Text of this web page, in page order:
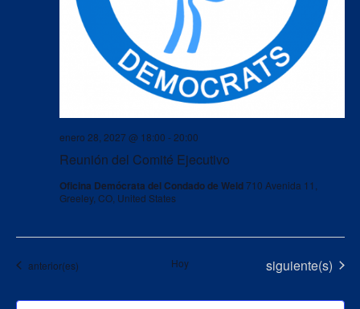
Reunión del Comité Ejecutivo
enero 28, 2027 @ 18:00 -20:00
Oficina Demócrata del Condado de Weld710 Avenida 11,
Greeley, CO, United States
Eventos
anterior(es) Hoy Eventos
siguiente(s)